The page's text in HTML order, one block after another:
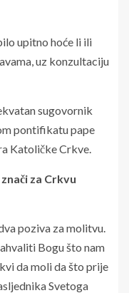
upitno hoće li ili
uz konzultaciju
sugovornik
pontifikatu pape
Katoličke Crkve.
za Crkvu
poziva za molitvu.
Bogu što nam
da moli da što prije
Svetoga